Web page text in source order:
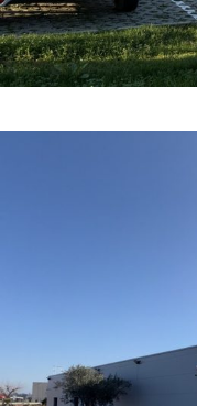
COMPÉTENCES·
MOBILITÉ·INDUSTRIE
TOUTES·